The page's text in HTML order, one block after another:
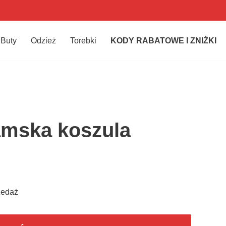
Buty Odzież Torebki KODY RABATOWE I ZNIŻKI
koszula